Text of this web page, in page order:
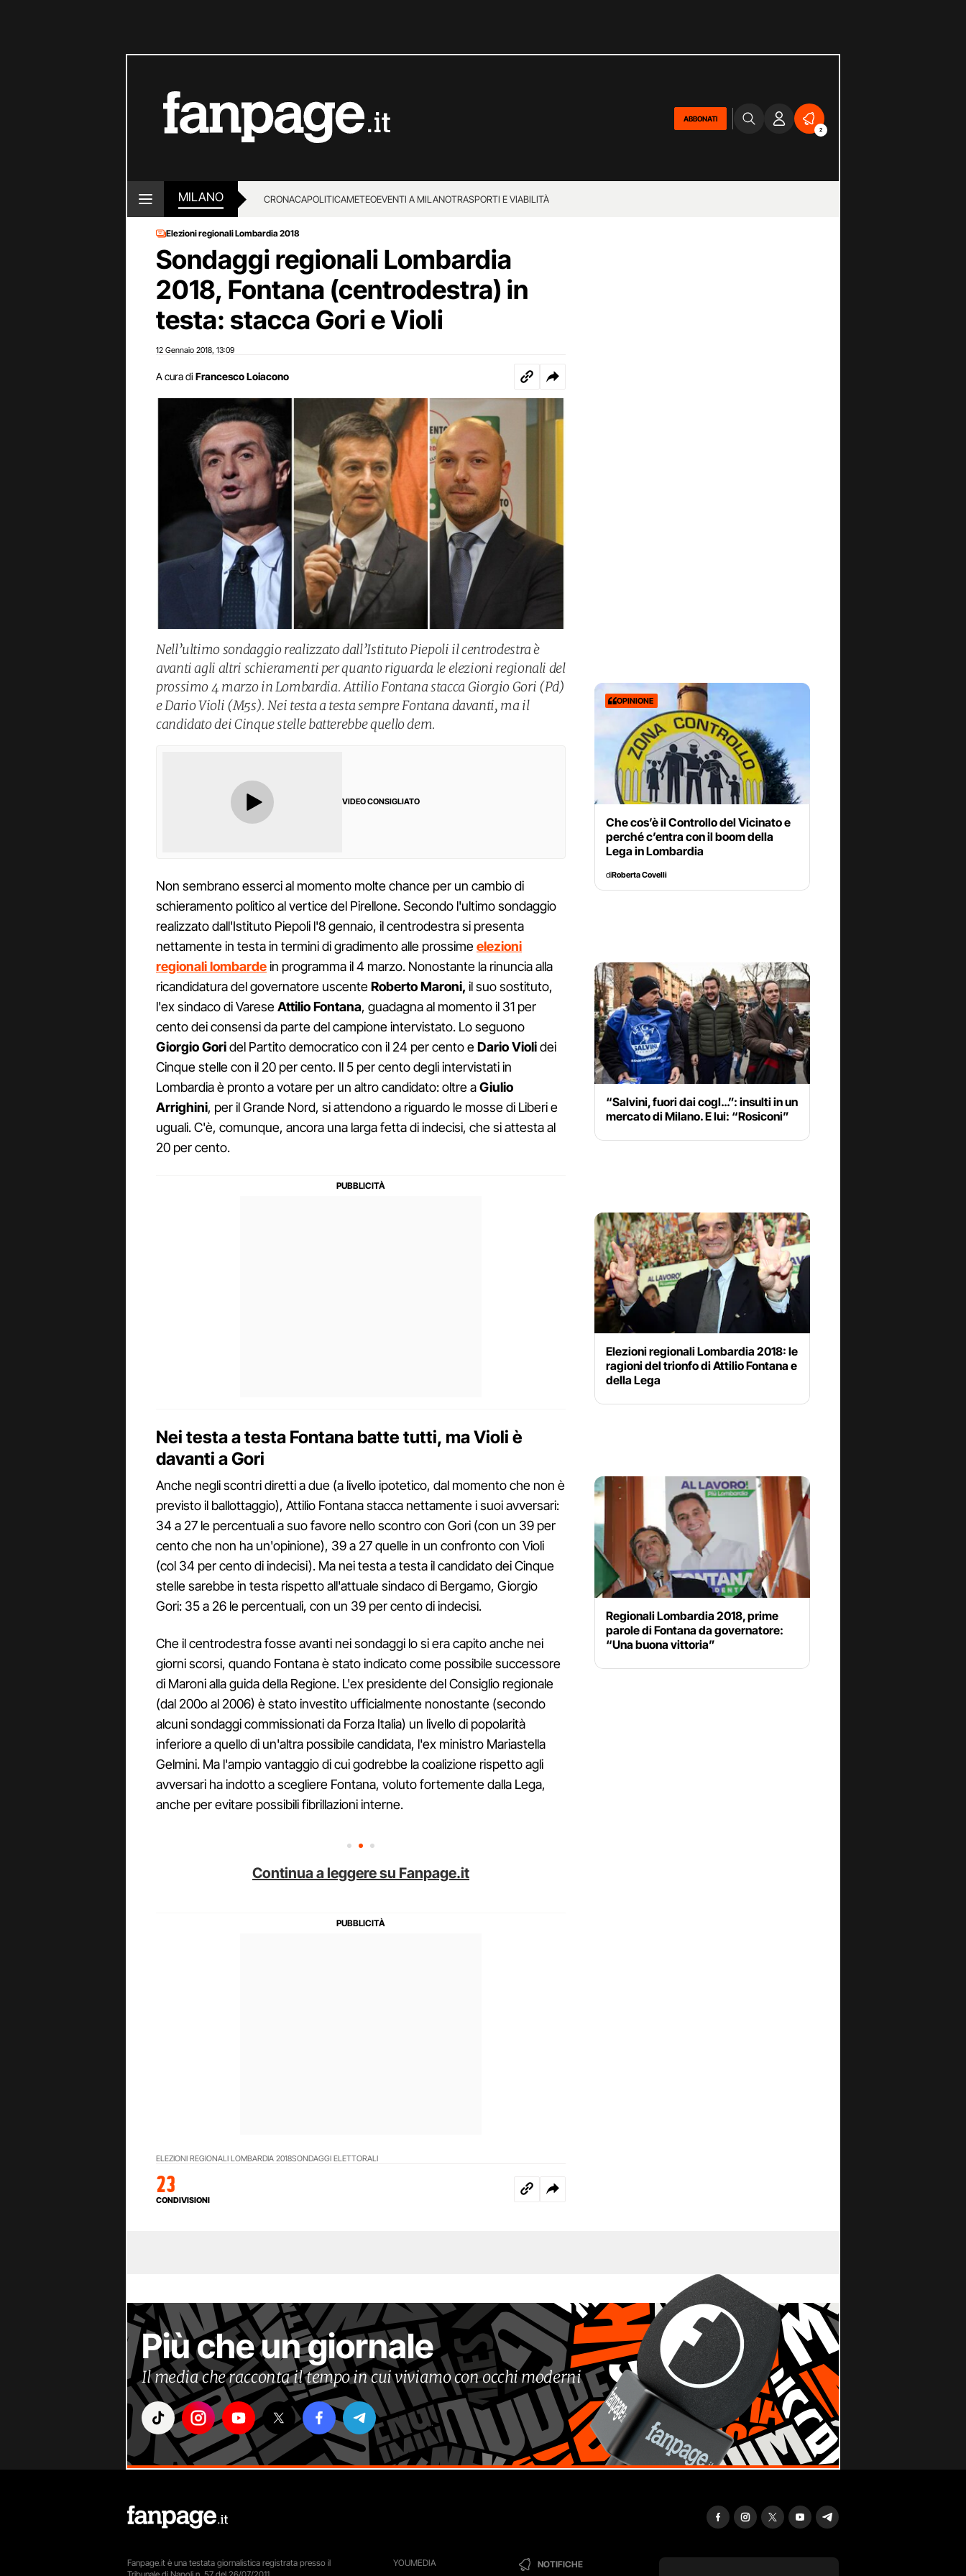
ABBONATI
2
MILANO CRONACAPOLITICAMETEOEVENTI A MILANOTRASPORTI E VIABILITÀ
Elezioni regionali Lombardia 2018
Sondaggi regionali Lombardia
2018, Fontana (centrodestra) in
testa: stacca Gori e Violi
12 Gennaio 2018 13:09
A cura di Francesco Loiacono
Nell’ultimo sondaggio realizzato dall’Istituto Piepoli il centrodestra è
avanti agli altri schieramenti per quanto riguarda le elezioni regionali del
prossimo 4 marzo in Lombardia. Attilio Fontana stacca Giorgio Gori (Pd)
e Dario Violi (M5s). Nei testa a testa sempre Fontana davanti, ma il
candidato dei Cinque stelle batterebbe quello dem.
VIDEO CONSIGLIATO
Non sembrano esserci al momento molte chance per un cambio di
schieramento politico al vertice del Pirellone. Secondo l'ultimo sondaggio
realizzato dall'Istituto Piepoli l'8 gennaio, il centrodestra si presenta
nettamente in testa in termini di gradimento alle prossimeelezioni
regionali lombardein programma il 4 marzo. Nonostante la rinuncia alla
ricandidatura del governatore uscenteRoberto Maroni, il suo sostituto,
l'ex sindaco di VareseAttilio Fontana, guadagna al momento il 31 per
cento dei consensi da parte del campione intervistato. Lo seguono
Giorgio Goridel Partito democratico con il 24 per cento eDario Violidei
Cinque stelle con il 20 per cento. Il 5 per cento degli intervistati in
Lombardia è pronto a votare per un altro candidato: oltre aGiulio
Arrighini, per il Grande Nord, si attendono a riguardo le mosse di Liberi e
uguali. C'è, comunque, ancora una larga fetta di indecisi, che si attesta al
20 per cento.
Nei testa a testa Fontana batte tutti, ma Violi è
davanti a Gori
Anche negli scontri diretti a due (a livello ipotetico, dal momento che non è
previsto il ballottaggio), Attilio Fontana stacca nettamente i suoi avversari:
34 a 27 le percentuali a suo favore nello scontro con Gori (con un 39 per
cento che non ha un'opinione), 39 a 27 quelle in un confronto con Violi
(col 34 per cento di indecisi). Ma nei testa a testa il candidato dei Cinque
stelle sarebbe in testa rispetto all'attuale sindaco di Bergamo, Giorgio
Gori: 35 a 26 le percentuali, con un 39 per cento di indecisi.
Che il centrodestra fosse avanti nei sondaggi lo si era capito anche nei
giorni scorsi, quando Fontana è stato indicato come possibile successore
di Maroni alla guida della Regione. L'ex presidente del Consiglio regionale
(dal 200o al 2006) è stato investito ufficialmente nonostante (secondo
alcuni sondaggi commissionati da Forza Italia) un livello di popolarità
inferiore a quello di un'altra possibile candidata, l'ex ministro Mariastella
Gelmini. Ma l'ampio vantaggio di cui godrebbe la coalizione rispetto agli
avversari ha indotto a scegliere Fontana, voluto fortemente dalla Lega,
anche per evitare possibili fibrillazioni interne.
Continua a leggere su Fanpage.it
ELEZIONI REGIONALI LOMBARDIA 2018SONDAGGI ELETTORALI
23
CONDIVISIONI
OPINIONE
Che cos’è il Controllo del Vicinato e
perché c’entra con il boom della
Lega in Lombardia
diRoberta Covelli
“Salvini, fuori dai cogl…”: insulti in un
mercato di Milano. E lui: “Rosiconi”
Elezioni regionali Lombardia 2018: le
ragioni del trionfo di Attilio Fontana e
della Lega
Regionali Lombardia 2018, prime
parole di Fontana da governatore:
“Una buona vittoria”
Più che un giornale
Il media che racconta il tempo in cui viviamo con occhi moderni
YOUMEDIA NOTIFICHE
Fanpage.it è una testata giornalistica registrata presso il